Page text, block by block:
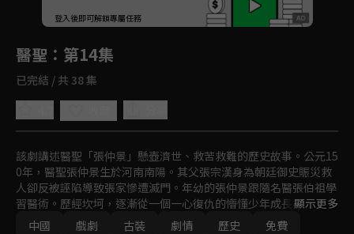
登入後即可解鎖專屬任務
醫聖 ：第14集
已完結 / 共 38 集
該劇講述醫聖「張仲景」懸壺濟世、救苦救難的歷史故事。公元15
0年，醫聖張仲景生於河南南陽。其父張宗漢身為朝廷御史賑災救
人卻反被誣陷導致張家慘遭滅門。年幼的張仲景跟隨名醫張伯祖學
習醫術。歷經坎坷，逐漸從一個一心復仇的懵懂少年成長為一個懸
壺濟世的濟世神醫。
顯示更多
中國
戲劇 古裝 劇情 歷史
免費